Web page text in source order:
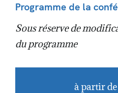
Programme de la
Sous réserve de
du programme
à partir de